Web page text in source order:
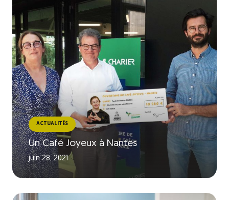
ACTUALITÉS
Un Café Joyeux à Nantes
juin 28, 2021